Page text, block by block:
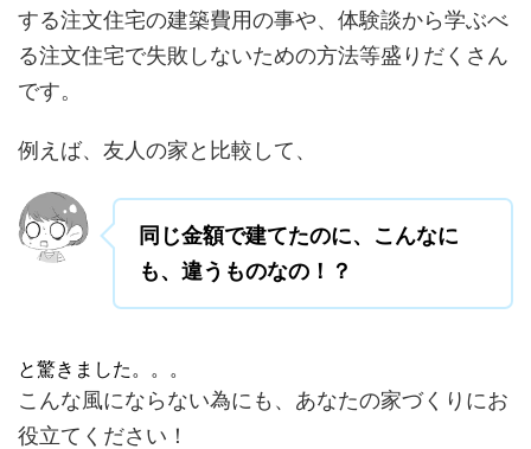
する注文住宅の建築費用の事や、体験談から学ぶべ
る注文住宅で失敗しないための方法等盛りだくさん
です。
例えば、友人の家と比較して、
同じ金額で建てたのに、こんなに
も、違うものなの！？
と驚きました。。。
こんな風にならない為にも、あなたの家づくりにお
役立てください！